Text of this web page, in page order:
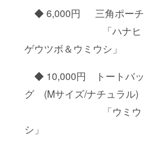
◆ 6,000円 三角ポーチ
「ハナヒ
ゲウツボ＆ウミウシ」
◆ 10,000円 トートバッ
グ (Mサイズ/ナチュラル)
「ウミウ
シ」